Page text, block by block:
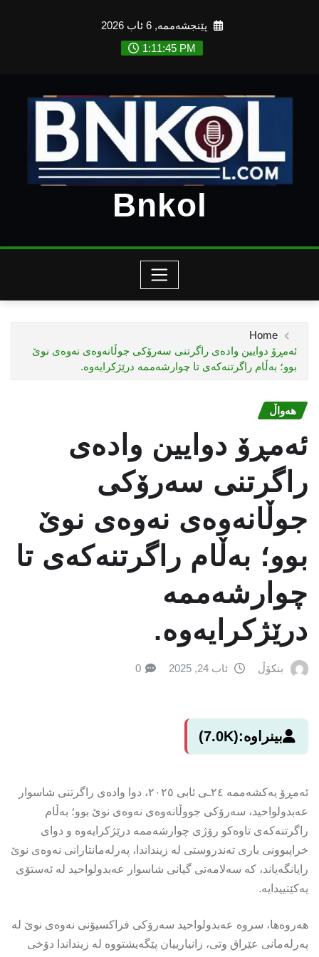
پێنجشەممە, 6 ئاب 2026
1:11:46 PM
Bnkol
Home
ئەمڕۆ دوایین وادەی راگرتنی سەرۆکی جوڵانەوەی نەوەی نوێ
بوو؛ بەڵام راگرتنەکەی تا چوارشەممە درێژکرایەوە.
هەواڵ
ئەمڕۆ دوایین وادەی
راگرتنی سەرۆکی
جوڵانەوەی نەوەی نوێ
بوو؛ بەڵام راگرتنەکەی تا
چوارشەممە
درێژکرایەوە.
بنکۆڵ ئاب 24, 2025 0
بینراوە:(7.0K)
ئەمڕۆ یەکشەممە ٢٤ـی ئابی ٢٠٢٥، دوا وادەی راگرتنی شاسوار
عەبدولواحید، سەرۆکی جووڵانەوەی نەوەی نوێ بوو؛ بەڵام
راگرتنەکەی تاوەکو رۆژی چوارشەممە درێژکرایەوە و دوای
خراپبوونی باری تەندروستی لە زینداندا، پەرلەمانتارانی نەوەی نوێ
رایانگەیاند، کە سەلامەتی گیانی شاسوار عەبدولواحید لە ئەستۆی
یەکێتییدایە.
هەروەها، سروە عەبدولواحید سەرۆکی فراکسیۆنی نەوەی نوێ لە
پەرلەمانی عێراق وتی، زانیارییان پێگەیشتووە لە زینداندا دۆخی